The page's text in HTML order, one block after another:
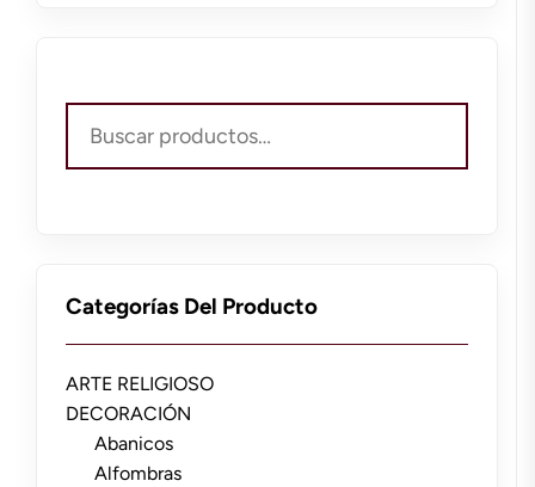
por:
Categorías Del Producto
ARTE RELIGIOSO
DECORACIÓN
Abanicos
Alfombras